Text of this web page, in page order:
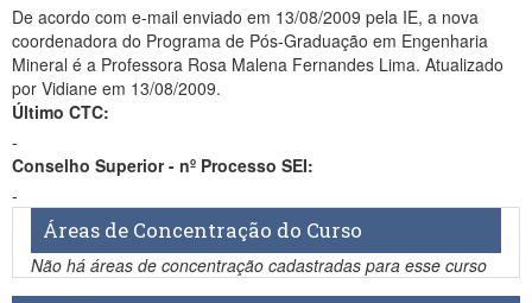
De acordo com e-mail enviado em 13/08/2009 pela IE, a nova
coordenadora do Programa de Pós-Graduação em Engenharia
Mineral é a Professora Rosa Malena Fernandes Lima. Atualizado
por Vidiane em 13/08/2009.
Último CTC:
-
Conselho Superior - nº Processo SEI:
-
Áreas de Concentração do Curso
Não há áreas de concentração cadastradas para esse curso